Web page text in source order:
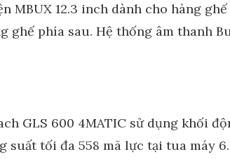
MBUX 12.3 inch dành cho hàng
ghế phía sau. Hệ thống âm thanh
GLS 600 4MATIC sử dụng khối
suất tối đa 558 mã lực tại tua máy